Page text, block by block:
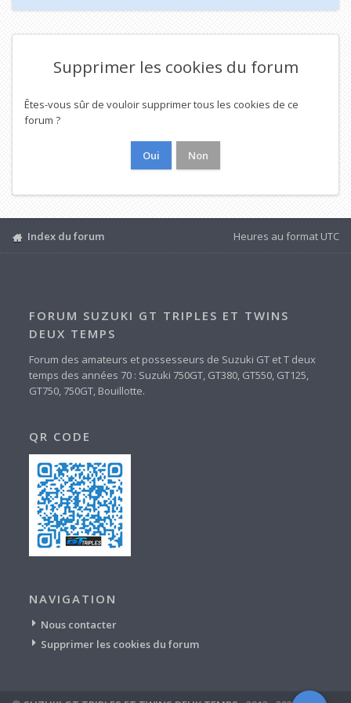
Supprimer les cookies du forum
Êtes-vous sûr de vouloir supprimer tous les cookies de ce
forum ?
Index du forum Heures au format UTC
FORUM SUZUKI GT TRIPLES ET TWINS
DEUX TEMPS
Forum des amateurs et possesseurs de Suzuki GT et T deux
temps des années 70 : Suzuki 750GT, GT380, GT550, GT125,
GT750, 750GT, Bouillotte.
QR CODE
NAVIGATION
Nous contacter
Supprimer les cookies du forum